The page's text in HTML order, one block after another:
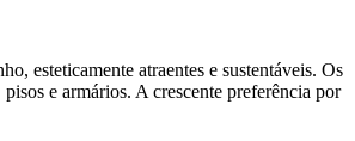
esteticamente atraentes e sustentáveis. Os
e armários. A crescente preferência por